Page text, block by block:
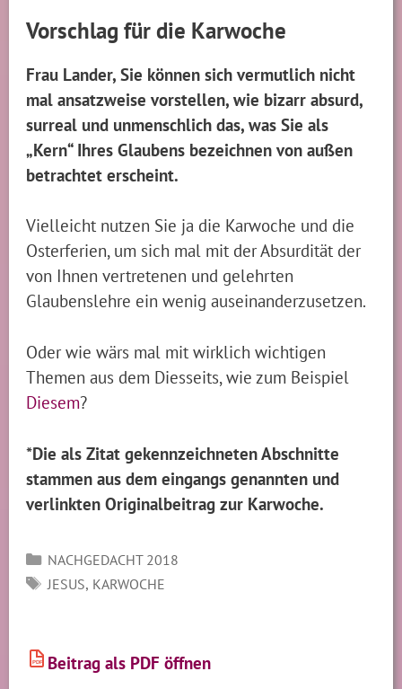
Vorschlag für die Karwoche
Frau Lander, Sie können sich vermutlich nicht
mal ansatzweise vorstellen, wie bizarr absurd,
surreal und unmenschlich das, was Sie als
„Kern“ Ihres Glaubens bezeichnen von außen
betrachtet erscheint.
Vielleicht nutzen Sie ja die Karwoche und die
Osterferien, um sich mal mit der Absurdität der
von Ihnen vertretenen und gelehrten
Glaubenslehre ein wenig auseinanderzusetzen.
Oder wie wärs mal mit wirklich wichtigen
Themen aus dem Diesseits, wie zum Beispiel
Diesem?
*Die als Zitat gekennzeichneten Abschnitte
stammen aus dem eingangs genannten und
verlinkten Originalbeitrag zur Karwoche.
Kategorien
NACHGEDACHT 2018
SCHLAGWÖRTER
JESUS, KARWOCHE
PDF Beitrag als PDF öffnen